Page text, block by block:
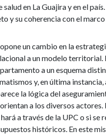
en La Guajira y en el
y su coherencia con el
un cambio en la
a un modelo
a un esquema
y, en última
la lógica del
a los diversos actores.
a través de la UPC o si
históricos. En este